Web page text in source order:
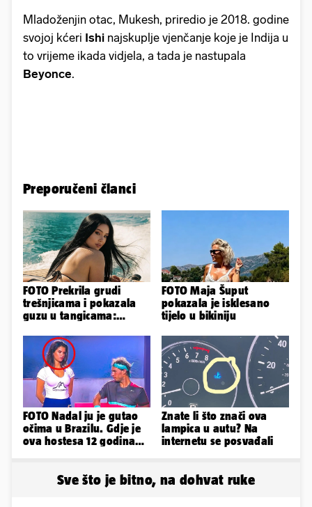
Mladoženjin otac, Mukesh, priredio je 2018. godine
svojoj kćeri Ishi najskuplje vjenčanje koje je Indija u
to vrijeme ikada vidjela, a tada je nastupala
Beyonce.
Preporučeni članci
FOTO Prekrila grudi
trešnjicama i pokazala
guzu u tangicama:
Slavonka
FOTO Maja Šuput
pokazala je isklesano
tijelo u bikiniju
FOTO Nadal ju je gutao
očima u Brazilu. Gdje je
ova hostesa 12 godina
Znate li što znači ova
lampica u autu? Na
internetu se posvađali
Sve što je bitno, na dohvat ruke